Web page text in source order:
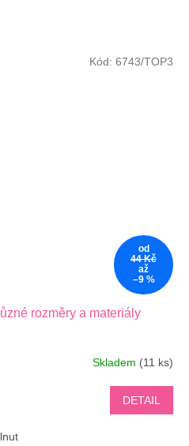
od
44 Kč
až
–9 %
rozměry a materiály
Skladem (11 ks)
DETAIL
Kód: 6743/TOP3